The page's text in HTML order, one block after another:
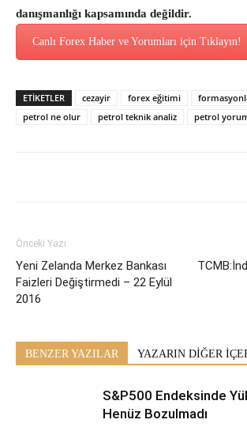
danışmanlığı kapsamında değildir.
Canlı Forex Haber ve Yorumları için Tıklayın!
ETİKETLER cezayir forex eğitimi
petrol ne olur
petrol teknik analiz petrol
Önceki Yazı
Yeni Zelanda Merkez Bankası
Faizleri Değiştirmedi – 22 Eylül
2016
BENZER YAZILAR YAZARIN DİĞER
S&P500 Endeksinde
Henüz Bozulmadı